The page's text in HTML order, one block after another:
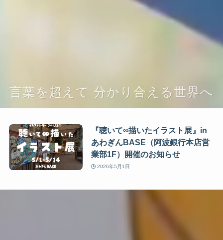
言葉を超えて 分かり合える世界へ
『聴いて∞描いたイラスト展』in
あわぎんBASE（阿波銀行本店営
業部1F）開催のお知らせ
2026年5月1日